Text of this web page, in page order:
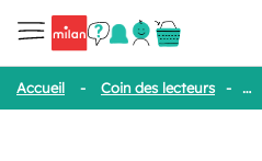
Accueil - Coin des lecteurs -